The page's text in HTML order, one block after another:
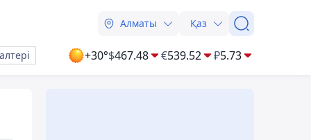
Алматы Қаз
+30°$467.48 €539.52 ₽5.73